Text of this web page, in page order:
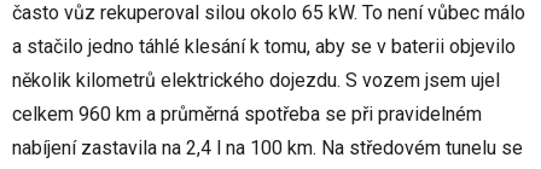
často vůz rekuperoval silou okolo 65 kW. To není vůbec málo
a stačilo jedno táhlé klesání k tomu, aby se v baterii objevilo
několik kilometrů elektrického dojezdu. S vozem jsem ujel
celkem 960 km a průměrná spotřeba se při pravidelném
nabíjení zastavila na 2,4 l na 100 km. Na středovém tunelu se